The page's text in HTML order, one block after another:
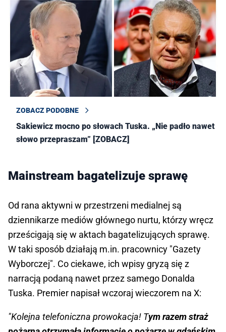
ZOBACZ PODOBNE
Sakiewicz mocno po słowach Tuska. „Nie padło nawet
słowo przepraszam” [ZOBACZ]
Mainstream bagatelizuje sprawę
Od rana aktywni w przestrzeni medialnej są
dziennikarze mediów głównego nurtu, którzy wręcz
prześcigają się w aktach bagatelizujących sprawę.
W taki sposób działają m.in. pracownicy "Gazety
Wyborczej". Co ciekawe, ich wpisy gryzą się z
narracją podaną nawet przez samego Donalda
Tuska. Premier napisał wczoraj wieczorem na X:
"Kolejna telefoniczna prowokacja! Tym razem straż